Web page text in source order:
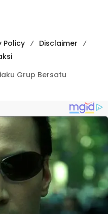
Policy
Disclaimer
Grup Bersatu